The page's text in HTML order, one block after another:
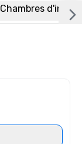
Chambres